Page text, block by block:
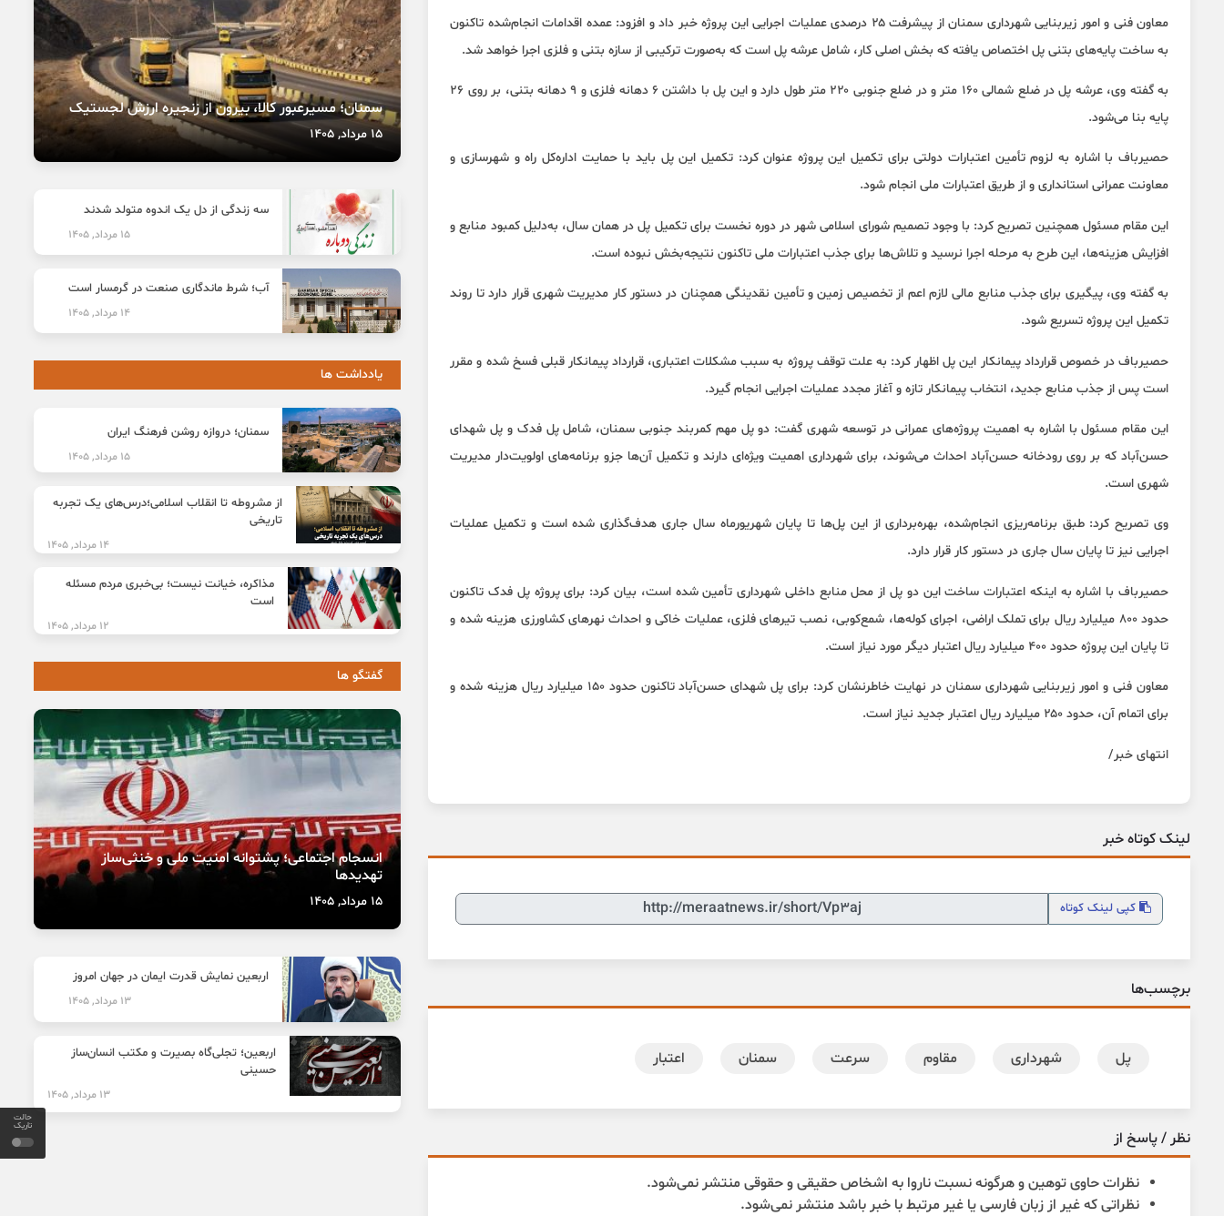
حالت
تاریک
معاون فنی و امور زیربنایی شهرداری سمنان از پیشرفت ۲۵ درصدی عملیات اجرایی این پروژه خبر داد و افزود: عمده اقدامات انجام‌شده تاکنون
به ساخت پایه‌های بتنی پل اختصاص یافته که بخش اصلی کار، شامل عرشه پل است که به‌صورت ترکیبی از سازه بتنی و فلزی اجرا خواهد شد.
به گفته وی، عرشه پل در ضلع شمالی ۱۶۰ متر و در ضلع جنوبی ۲۲۰ متر طول دارد و این پل با داشتن ۶ دهانه فلزی و ۹ دهانه بتنی، بر روی ۲۶
پایه بنا می‌شود.
حصیرباف با اشاره به لزوم تأمین اعتبارات دولتی برای تکمیل این پروژه عنوان کرد: تکمیل این پل باید با حمایت اداره‌کل راه و شهرسازی و
معاونت عمرانی استانداری و از طریق اعتبارات ملی انجام شود.
این مقام مسئول همچنین تصریح کرد: با وجود تصمیم شورای اسلامی شهر در دوره نخست برای تکمیل پل در همان سال، به‌دلیل کمبود منابع و
افزایش هزینه‌ها، این طرح به مرحله اجرا نرسید و تلاش‌ها برای جذب اعتبارات ملی تاکنون نتیجه‌بخش نبوده است.
به گفته وی، پیگیری برای جذب منابع مالی لازم اعم از تخصیص زمین و تأمین نقدینگی همچنان در دستور کار مدیریت شهری قرار دارد تا روند
تکمیل این پروژه تسریع شود.
حصیرباف در خصوص قرارداد پیمانکار این پل اظهار کرد: به علت توقف پروژه به سبب مشکلات اعتباری، قرارداد پیمانکار قبلی فسخ شده و مقرر
است پس از جذب منابع جدید، انتخاب پیمانکار تازه و آغاز مجدد عملیات اجرایی انجام گیرد.
این مقام مسئول با اشاره به اهمیت پروژه‌های عمرانی در توسعه شهری گفت: دو پل مهم کمربند جنوبی سمنان، شامل پل فدک و پل شهدای
حسن‌آباد که بر روی رودخانه حسن‌آباد احداث می‌شوند، برای شهرداری اهمیت ویژه‌ای دارند و تکمیل آن‌ها جزو برنامه‌های اولویت‌دار مدیریت
شهری است.
وی تصریح کرد: طبق برنامه‌ریزی انجام‌شده، بهره‌برداری از این پل‌ها تا پایان شهریورماه سال جاری هدف‌گذاری شده است و تکمیل عملیات
اجرایی نیز تا پایان سال جاری در دستور کار قرار دارد.
حصیرباف با اشاره به اینکه اعتبارات ساخت این دو پل از محل منابع داخلی شهرداری تأمین شده است، بیان کرد: برای پروژه پل فدک تاکنون
حدود ۸۰۰ میلیارد ریال برای تملک اراضی، اجرای کوله‌ها، شمع‌کوبی، نصب تیرهای فلزی، عملیات خاکی و احداث نهرهای کشاورزی هزینه شده و
تا پایان این پروژه حدود ۴۰۰ میلیارد ریال اعتبار دیگر مورد نیاز است.
معاون فنی و امور زیربنایی شهرداری سمنان در نهایت خاطرنشان کرد: برای پل شهدای حسن‌آباد تاکنون حدود ۱۵۰ میلیارد ریال هزینه شده و
برای اتمام آن، حدود ۲۵۰ میلیارد ریال اعتبار جدید نیاز است.
انتهای خبر/
لینک کوتاه خبر
کپی لینک کوتاه
برچسب‌ها
پل شهرداری مقاوم سرعت سمنان اعتبار
نظر / پاسخ از
نظرات حاوی توهین و هرگونه نسبت ناروا به اشخاص حقیقی و حقوقی منتشر نمی‌شود.
نظراتی که غیر از زبان فارسی یا غیر مرتبط با خبر باشد منتشر نمی‌شود.
سمنان؛ مسیرعبور کالا، بیرون از زنجیره ارزش لجستیک
15 مرداد, 1405
سه زندگی از دل یک اندوه متولد شدند
15 مرداد, 1405
آب؛ شرط ماندگاری صنعت در گرمسار است
14 مرداد, 1405
یادداشت ها
سمنان؛ دروازه روشن فرهنگ ایران
15 مرداد, 1405
از مشروطه تا انقلاب اسلامی؛درس‌های یک تجربه
تاریخی
14 مرداد, 1405
مذاکره، خیانت نیست؛ بی‌خبری مردم مسئله
است
12 مرداد, 1405
گفتگو ها
انسجام اجتماعی؛ پشتوانه امنیت ملی و خنثی‌ساز
تهدیدها
15 مرداد, 1405
اربعین نمایش قدرت ایمان در جهان امروز
13 مرداد, 1405
اربعین؛ تجلی‌گاه بصیرت و مکتب انسان‌ساز
حسینی
13 مرداد, 1405